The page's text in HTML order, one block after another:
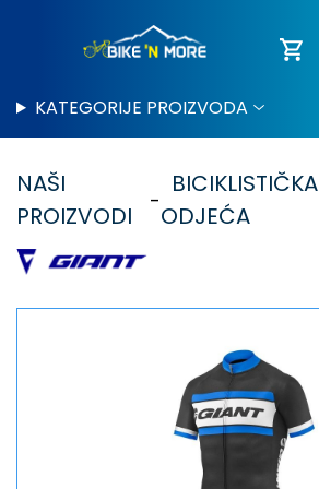
KATEGORIJE PROIZVODA
NAŠI
PROIZVODI
BICIKLISTIČKA
ODJEĆA